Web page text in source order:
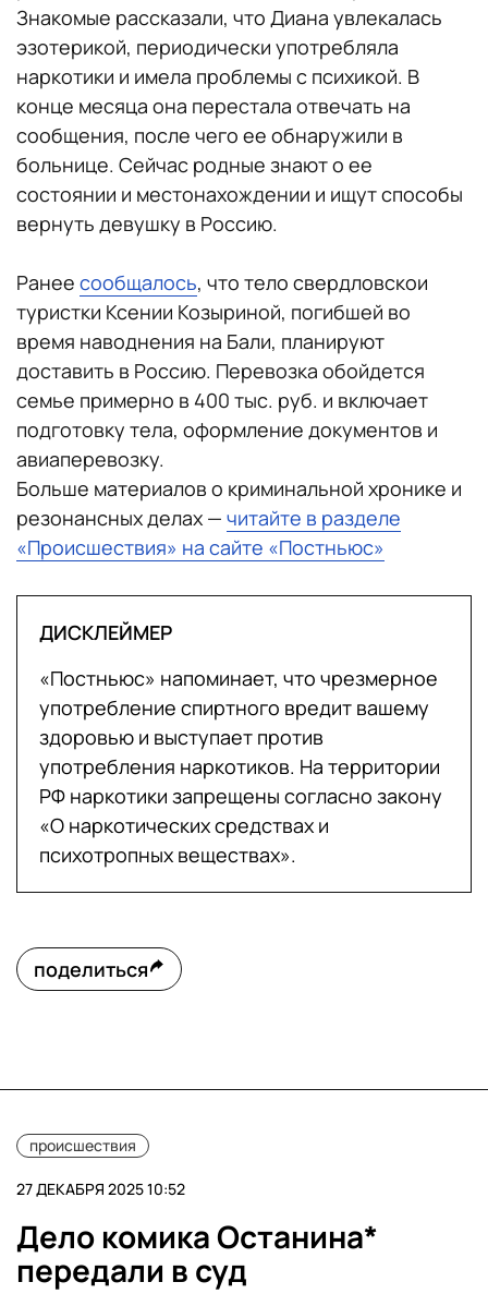
Знакомые рассказали, что Диана увлекалась
эзотерикой, периодически употребляла
наркотики и имела проблемы с психикой. В
конце месяца она перестала отвечать на
сообщения, после чего ее обнаружили в
больнице. Сейчас родные знают о ее
состоянии и местонахождении и ищут способы
вернуть девушку в Россию.
Ранее сообщалось, что тело свердловскои
туристки Ксении Козыриной, погибшей во
время наводнения на Бали, планируют
доставить в Россию. Перевозка обойдется
семье примерно в 400 тыс. руб. и включает
подготовку тела, оформление документов и
авиаперевозку.
Больше материалов о криминальной хронике и
резонансных делах — читайте в разделе
«Происшествия» на сайте «Постньюс»
ДИСКЛЕЙМЕР
«Постньюс» напоминает, что чрезмерное
употребление спиртного вредит вашему
здоровью и выступает против
употребления наркотиков. На территории
РФ наркотики запрещены согласно закону
«О наркотических средствах и
психотропных веществах».
поделиться
происшествия
27 ДЕКАБРЯ 2025 10:52
Дело комика Останина*
передали в суд